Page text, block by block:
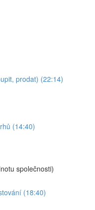
prodat) (22:14)
(14:40)
společnosti)
(18:40)